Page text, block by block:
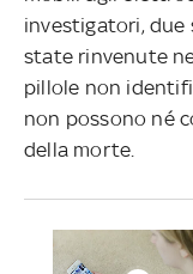
investigatori, due
state rinvenute
pillole non
non possono né
della morte.